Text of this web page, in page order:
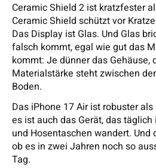
Ceramic Shield 2 ist kratzfester
Ceramic Shield schützt vor
Das Display ist Glas. Und Glas
falsch kommt, egal wie gut das
kommt: Je dünner das Gehäuse,
Materialstärke steht zwischen
Boden.
Das iPhone 17 Air ist robuster
es ist auch das Gerät, das täglich
und Hosentaschen wandert. Und
ob es in zwei Jahren noch so
Tag.